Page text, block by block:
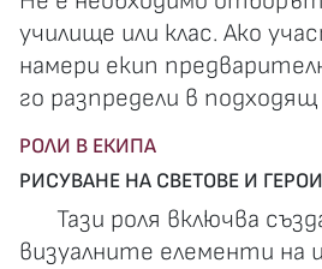
училище или клас. Ако
намери екип
го разпредели в
РОЛИ В ЕКИПА
РИСУВАНЕ НА СВЕТОВЕ И
Тази роля включва
визуалните елементи на